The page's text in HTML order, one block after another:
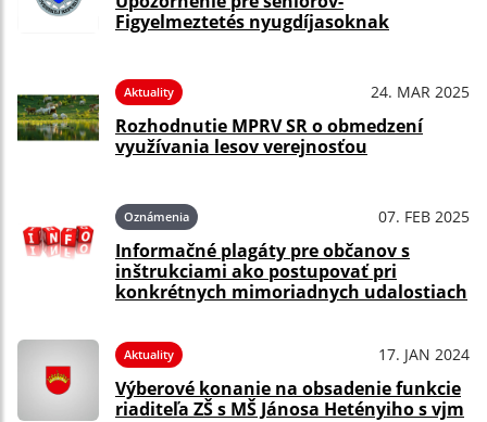
Figyelmeztetés nyugdíjasoknak
Aktuality 24. MAR 2025
Rozhodnutie MPRV SR o obmedzení
využívania lesov verejnosťou
Oznámenia 07. FEB 2025
Informačné plagáty pre občanov s
inštrukciami ako postupovať pri
konkrétnych mimoriadnych udalostiach
Aktuality 17. JAN 2024
Výberové konanie na obsadenie funkcie
riaditeľa ZŠ s MŠ Jánosa Hetényiho s vjm